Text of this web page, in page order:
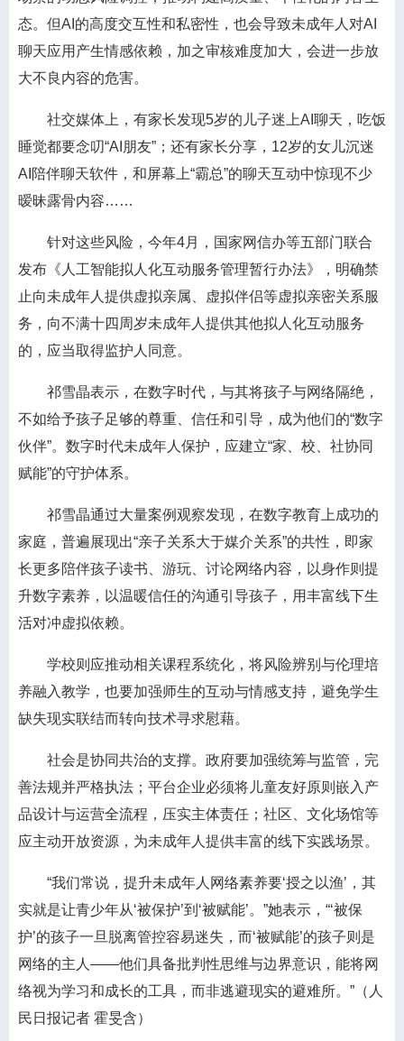
态。但AI的高度交互性和私密性，也会导致未成年人对AI
聊天应用产生情感依赖，加之审核难度加大，会进一步放
大不良内容的危害。
社交媒体上，有家长发现5岁的儿子迷上AI聊天，吃饭
睡觉都要念叨“AI朋友”；还有家长分享，12岁的女儿沉迷
AI陪伴聊天软件，和屏幕上“霸总”的聊天互动中惊现不少
暧昧露骨内容……
针对这些风险，今年4月，国家网信办等五部门联合
发布《人工智能拟人化互动服务管理暂行办法》，明确禁
止向未成年人提供虚拟亲属、虚拟伴侣等虚拟亲密关系服
务，向不满十四周岁未成年人提供其他拟人化互动服务
的，应当取得监护人同意。
祁雪晶表示，在数字时代，与其将孩子与网络隔绝，
不如给予孩子足够的尊重、信任和引导，成为他们的“数字
伙伴”。数字时代未成年人保护，应建立“家、校、社协同
赋能”的守护体系。
祁雪晶通过大量案例观察发现，在数字教育上成功的
家庭，普遍展现出“亲子关系大于媒介关系”的共性，即家
长更多陪伴孩子读书、游玩、讨论网络内容，以身作则提
升数字素养，以温暖信任的沟通引导孩子，用丰富线下生
活对冲虚拟依赖。
学校则应推动相关课程系统化，将风险辨别与伦理培
养融入教学，也要加强师生的互动与情感支持，避免学生
缺失现实联结而转向技术寻求慰藉。
社会是协同共治的支撑。政府要加强统筹与监管，完
善法规并严格执法；平台企业必须将儿童友好原则嵌入产
品设计与运营全流程，压实主体责任；社区、文化场馆等
应主动开放资源，为未成年人提供丰富的线下实践场景。
“我们常说，提升未成年人网络素养要‘授之以渔’，其
实就是让青少年从‘被保护’到‘被赋能’。”她表示，“‘被保
护’的孩子一旦脱离管控容易迷失，而‘被赋能’的孩子则是
网络的主人——他们具备批判性思维与边界意识，能将网
络视为学习和成长的工具，而非逃避现实的避难所。”（人
民日报记者 霍旻含）